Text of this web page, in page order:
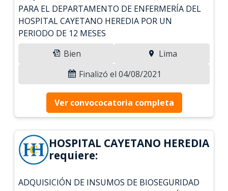
PARA EL DEPARTAMENTO DE ENFERMERÍA DEL
HOSPITAL CAYETANO HEREDIA POR UN
PERIODO DE 12 MESES
Bien
Lima
Finalizó el 04/08/2021
Ver convococatoria completa
HOSPITAL CAYETANO HEREDIA
requiere:
ADQUISICIÓN DE INSUMOS DE BIOSEGURIDAD